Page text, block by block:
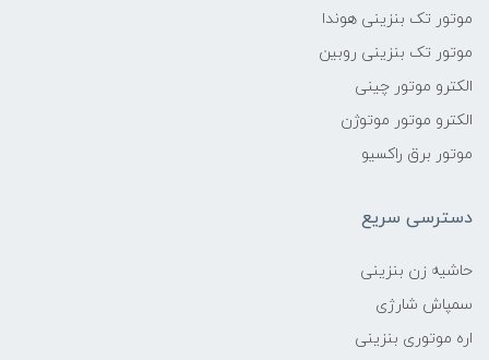
موتور تک بنزینی هوندا
موتور تک بنزینی روبین
الکترو موتور چینی
الکترو موتور موتوژن
موتور برق راکسیو
دسترسی سریع
حاشیه زن بنزینی
سمپاش شارژی
اره موتوری بنزینی